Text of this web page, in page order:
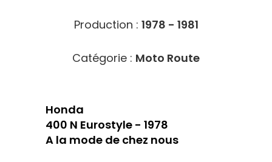
Production : 1978 - 1981
Catégorie : Moto Route
Honda
400 N Eurostyle - 1978
A la mode de chez nous